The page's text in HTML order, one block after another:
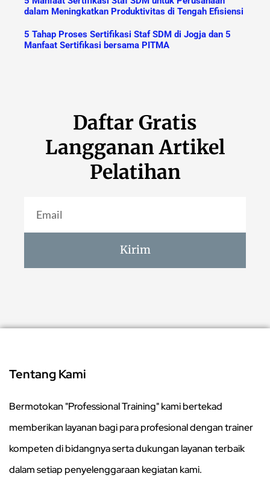
dalam Meningkatkan Produktivitas di Tengah Efisiensi
5 Tahap Proses Sertifikasi Staf SDM di Jogja dan 5
Manfaat Sertifikasi bersama PITMA
Daftar Gratis
Langganan Artikel
Pelatihan
Kirim
Tentang Kami
Bermotokan "Professional Training" kami bertekad
memberikan layanan bagi para profesional dengan trainer
kompeten di bidangnya serta dukungan layanan terbaik
dalam setiap penyelenggaraan kegiatan kami.